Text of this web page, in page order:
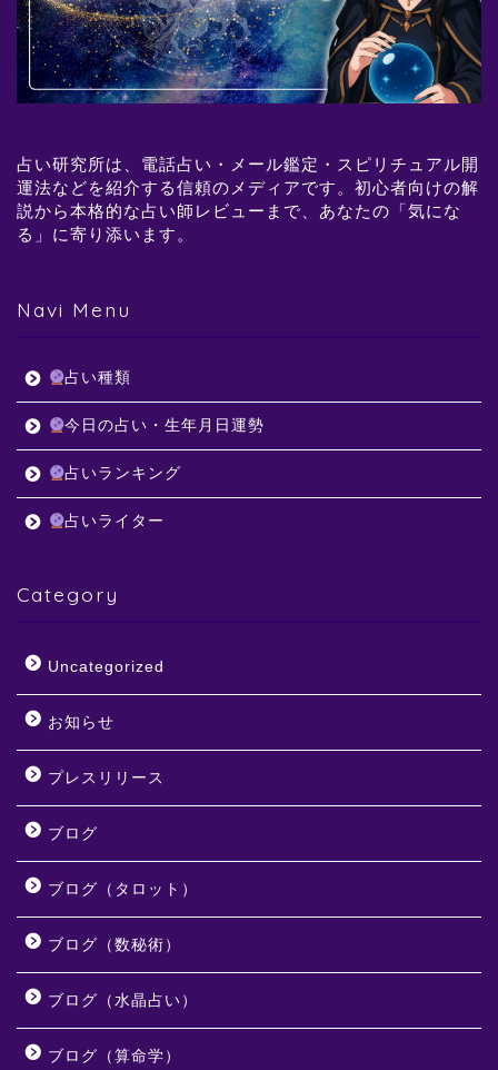
占い研究所は、電話占い・メール鑑定・スピリチュアル開
運法などを紹介する信頼のメディアです。初心者向けの解
説から本格的な占い師レビューまで、あなたの「気にな
る」に寄り添います。
Navi Menu
占い種類
今日の占い・生年月日運勢
占いランキング
占いライター
Category
Uncategorized
お知らせ
プレスリリース
ブログ
ブログ（タロット）
ブログ（数秘術）
ブログ（水晶占い）
ブログ（算命学）